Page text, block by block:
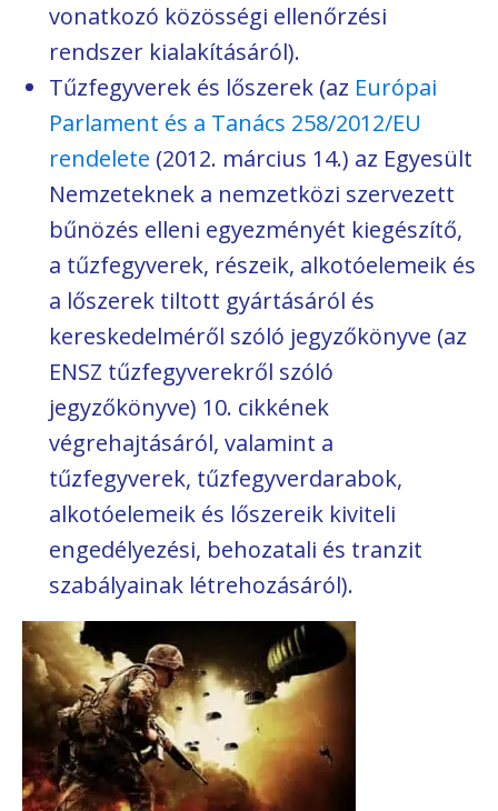
vonatkozó közösségi ellenőrzési
rendszer kialakításáról).
Tűzfegyverek és lőszerek (az Európai
Parlament és a Tanács 258/2012/EU
rendelete (2012. március 14.) az Egyesült
Nemzeteknek a nemzetközi szervezett
bűnözés elleni egyezményét kiegészítő,
a tűzfegyverek, részeik, alkotóelemeik és
a lőszerek tiltott gyártásáról és
kereskedelméről szóló jegyzőkönyve (az
ENSZ tűzfegyverekről szóló
jegyzőkönyve) 10. cikkének
végrehajtásáról, valamint a
tűzfegyverek, tűzfegyverdarabok,
alkotóelemeik és lőszereik kiviteli
engedélyezési, behozatali és tranzit
szabályainak létrehozásáról).